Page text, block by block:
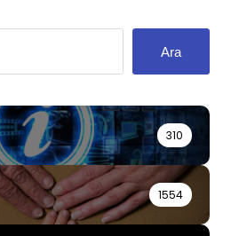
Ara
310
1554